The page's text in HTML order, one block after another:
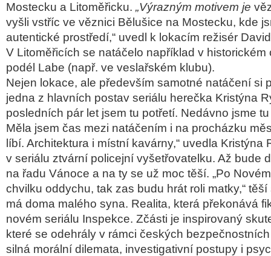
Mostecku a Litoměřicku. „Výrazným motivem je
vyšli vstříc ve věznici Bělušice na Mostecku, kde
autentické prostředí,“ uvedl k lokacím režisér
V Litoměřicích se natáčelo například v historickém
podél Labe (např. ve veslařském klubu).
Nejen lokace, ale především samotné natáčení si
jedna z hlavních postav seriálu herečka Kristýna
posledních pár let jsem tu potřetí. Nedávno jsme
Měla jsem čas mezi natáčením i na procházku
líbí. Architektura i místní kavárny,“ uvedla Kristýna
v seriálu ztvární policejní vyšetřovatelku. Až bude
na řadu Vánoce a na ty se už moc těší. „Po
chvilku oddychu, tak zas budu hrát roli matky,“ těší
má doma malého syna. Realita, která překonává
novém seriálu Inspekce. Zčásti je inspirovaný
které se odehrály v rámci českých
silná morální dilemata, investigativní postupy i